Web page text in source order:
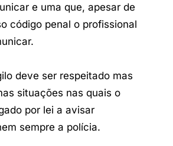
e uma que, apesar de
código penal o profissional
deve ser respeitado mas
situações nas quais o
por lei a avisar
sempre a polícia.